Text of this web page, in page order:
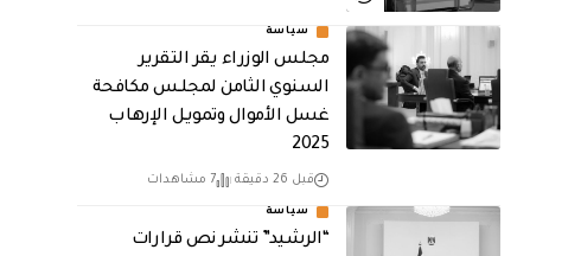
سياسة
مجلس الوزراء يقر التقرير
السنوي الثامن لمجلـس مكافحة
غسل الأموال وتمويـل الإرهـاب
2025
قبل 26 دقيقة 7 مشاهدات
سياسة
“الرشيد” تنشر نص قرارات